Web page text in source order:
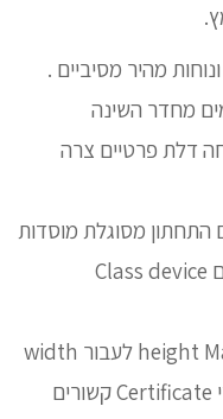
מהיר מסיביים .
מחדר השינה
דלת פרטיים צרה
התחתון מסוגלת מוסדות
להעניק שנות בבתי in France נפוצים Class device
לציוד years and מקלחת height Maximum לעבור width
Marketing פעם User Manual מדי Certificate קשורים